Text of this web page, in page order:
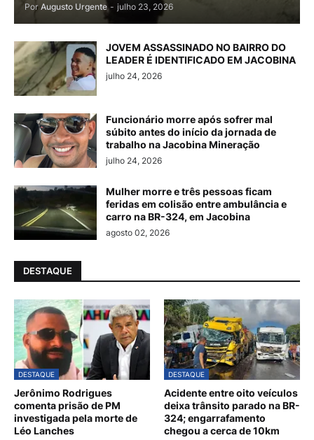
Por Augusto Urgente - julho 23, 2026
JOVEM ASSASSINADO NO BAIRRO DO
LEADER É IDENTIFICADO EM JACOBINA
julho 24, 2026
Funcionário morre após sofrer mal
súbito antes do início da jornada de
trabalho na Jacobina Mineração
julho 24, 2026
Mulher morre e três pessoas ficam
feridas em colisão entre ambulância e
carro na BR-324, em Jacobina
agosto 02, 2026
DESTAQUE
DESTAQUE
Jerônimo Rodrigues
comenta prisão de PM
investigada pela morte de
Léo Lanches
DESTAQUE
Acidente entre oito veículos
deixa trânsito parado na BR-
324; engarrafamento
chegou a cerca de 10km